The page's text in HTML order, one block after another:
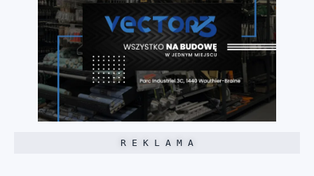
R E K L A M A